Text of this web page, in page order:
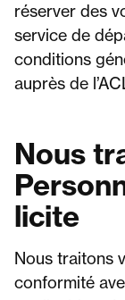
réserver des
service de
conditions
auprès de
Nous
licite
Nous traitons
conformité